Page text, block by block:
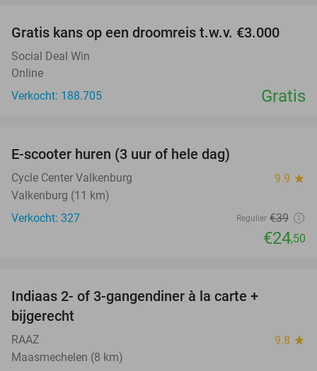
Gratis kans op een droomreis t.w.v. €3.000
Social Deal Win
Online
Verkocht: 188.705
Gratis
E-scooter huren (3 uur of hele dag)
Cycle Center Valkenburg 9.9 star
Valkenburg (11 km)
Verkocht: 327
Regulier €39
€24,50
Indiaas 2- of 3-gangendiner à la carte +
bijgerecht
RAAZ 9.8 star
Maasmechelen (8 km)